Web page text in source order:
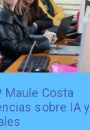
Maule Costa
sobre IA y